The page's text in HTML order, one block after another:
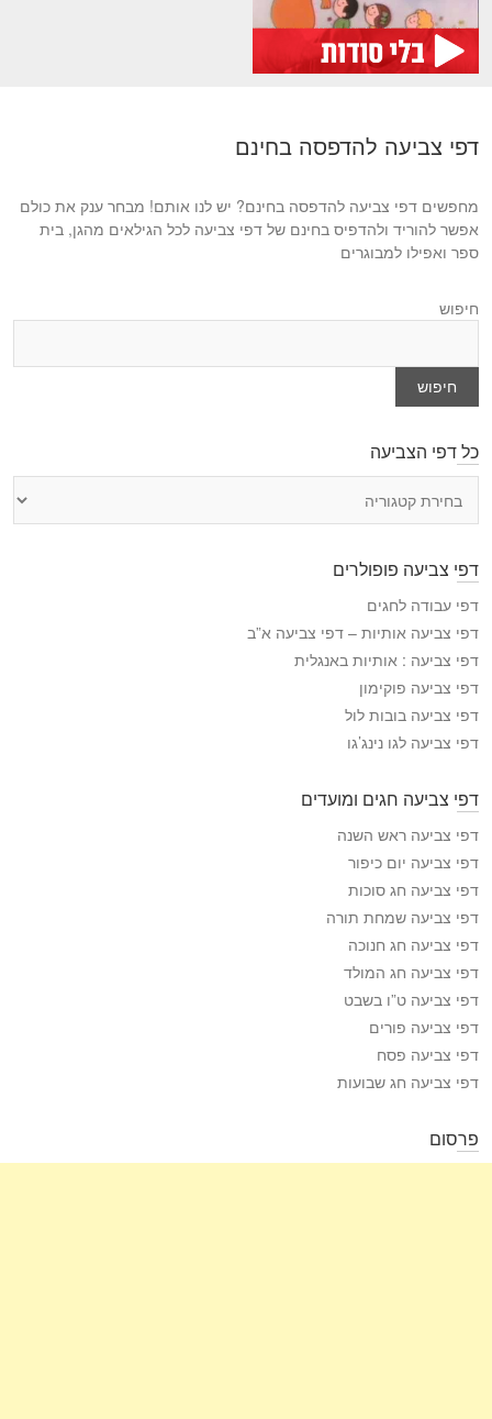
דפי צביעה להדפסה בחינם
מחפשים דפי צביעה להדפסה בחינם? יש לנו אותם! מבחר ענק את כולם
אפשר להוריד ולהדפיס בחינם של דפי צביעה לכל הגילאים מהגן, בית
ספר ואפילו למבוגרים
חיפוש
חיפוש
כל דפי הצביעה
י
ה
צ
י
ע
ה
דפי צביעה פופולרים
דפי עבודה לחגים
דפי צביעה אותיות – דפי צביעה א”ב
דפי צביעה : אותיות באנגלית
דפי צביעה פוקימון
דפי צביעה בובות לול
דפי צביעה לגו נינג’גו
דפי צביעה חגים ומועדים
דפי צביעה ראש השנה
דפי צביעה יום כיפור
דפי צביעה חג סוכות
דפי צביעה שמחת תורה
דפי צביעה חג חנוכה
דפי צביעה חג המולד
דפי צביעה ט”ו בשבט
דפי צביעה פורים
דפי צביעה פסח
דפי צביעה חג שבועות
פרסום